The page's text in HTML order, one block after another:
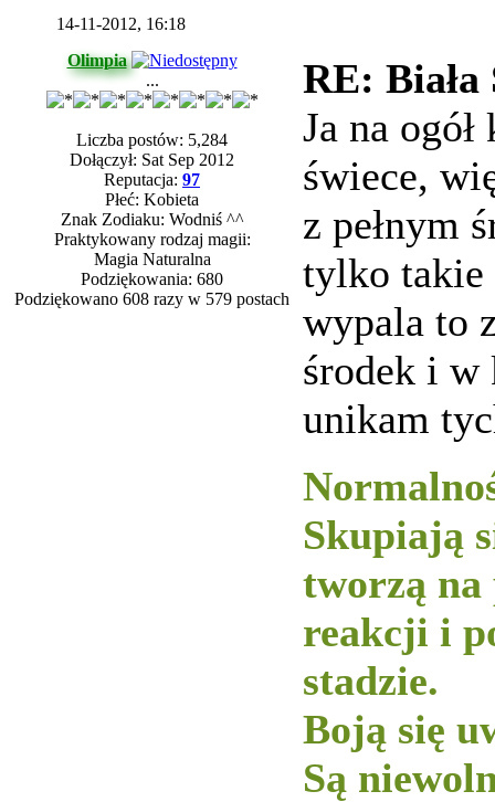
14-11-2012, 16:18
Olimpia
...
Liczba postów: 5,284
Dołączył: Sat Sep 2012
Reputacja: 97
Płeć: Kobieta
Znak Zodiaku: Wodniś ^^
Praktykowany rodzaj magii:
Magia Naturalna
Podziękowania: 680
Podziękowano 608 razy w 579 postach
RE: Biała
Ja na
świece,
z pełnym
tylko
wypala to
środek i w
unikam
Skupiają
tworzą na
reakcji i
stadzie.
Boją się
Są